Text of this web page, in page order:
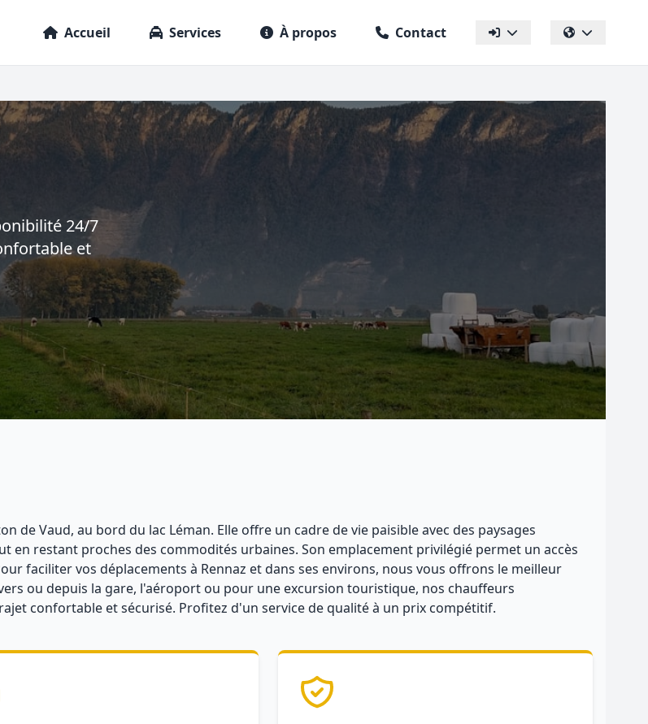
Accueil Services À propos Contact
24/7
et
de Vaud, au bord du lac Léman. Elle offre un cadre de vie paisible avec des paysages
restant proches des commodités urbaines. Son emplacement privilégié permet un accès
faciliter vos déplacements à Rennaz et dans ses environs, nous vous offrons le meilleur
ou depuis la gare, l'aéroport ou pour une excursion touristique, nos chauffeurs
confortable et sécurisé. Profitez d'un service de qualité à un prix compétitif.